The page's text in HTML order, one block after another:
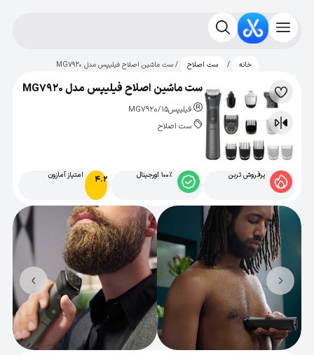
خانه / ست اصلاح / ست ماشین اصلاح فیلیپس مدل MG7920
لیست
علاقه‌مندی
مقایسه
ست ماشین اصلاح فیلیپس مدل MG7920
فیلیپسMG7920/15
ست اصلاح
پرفروش ترین 100% اورجینال 4.2 امتیاز آمازون